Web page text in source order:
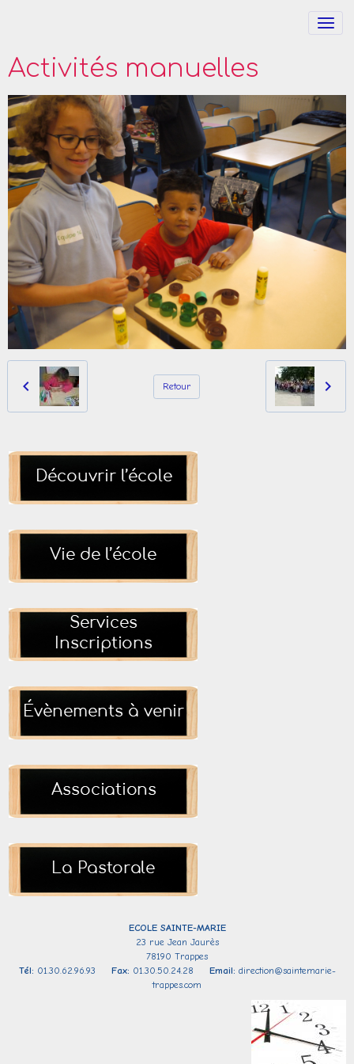
Activités manuelles
Retour
ECOLE SAINTE-MARIE
23 rue Jean Jaurès
78190 Trappes
Tél: 01.30.62.96.93 Fax: 01.30.50.24.28 Email: direction@saintemarie-
trappes.com